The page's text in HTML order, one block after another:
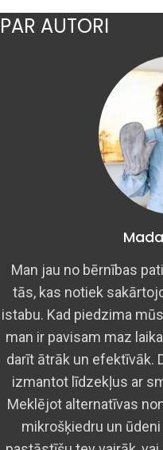
PAR AUTORI
Man jau no bērnības
tās, kas notiek
istabu. Kad piedzima
man ir pavisam maz
darīt ātrāk un efektīvāk.
izmantot līdzekļus ar
Meklējot alternatīvas
mikrošķiedru un